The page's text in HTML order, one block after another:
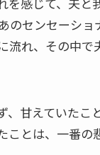
のセンセーシ
れ、その中
、甘えていた
とは、一番の